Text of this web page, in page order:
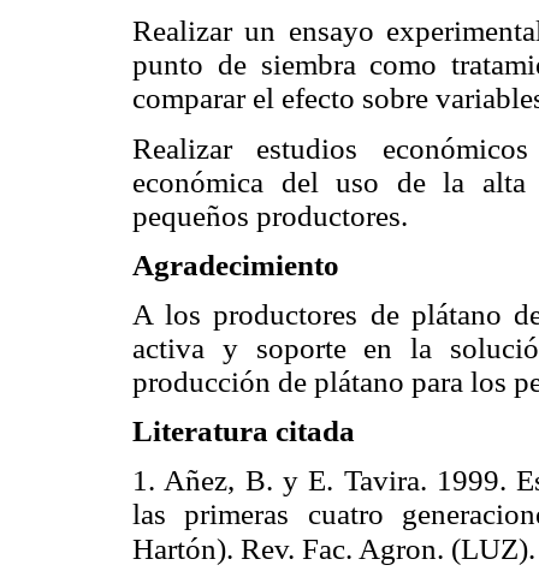
Realizar un ensayo
punto de siembra como
comparar el efecto sobre
Realizar estudios
económica del uso de la
pequeños productores.
Agradecimiento
A los productores de plátano
activa y soporte en la
producción de plátano para los
Literatura citada
1. Añez, B. y E. Tavira. 1999.
las primeras cuatro
Hartón). Rev. Fac. Agron.